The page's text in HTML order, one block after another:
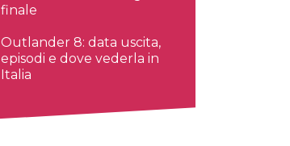
finale
Outlander 8: data uscita,
episodi e dove vederla in
Italia